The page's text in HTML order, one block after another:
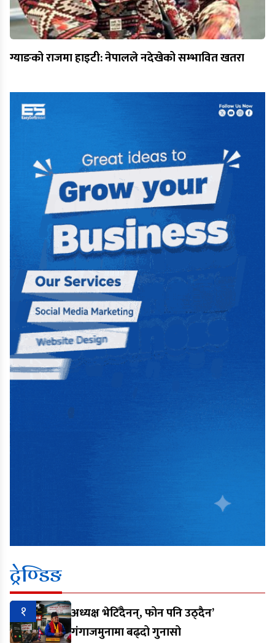
ग्याङको राजमा हाइटी: नेपालले नदेखेको सम्भावित खतरा
ट्रेण्डिङ
१
अध्यक्ष भेटिँदैनन्, फोन पनि उठ्दैन’
गंगाजमुनामा बढ्दो गुनासो